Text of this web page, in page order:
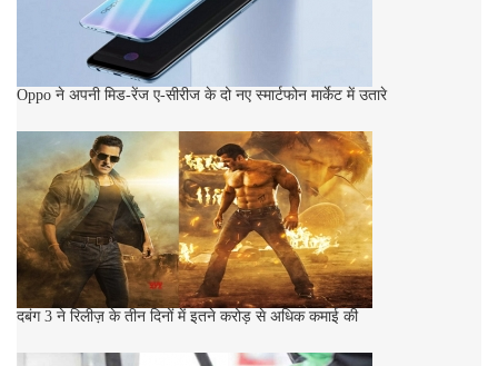
Oppo ने अपनी मिड-रेंज ए-सीरीज के दो नए स्मार्टफोन मार्केट में उतारे
दबंग 3 ने रिलीज़ के तीन दिनों में इतने करोड़ से अधिक कमाई की